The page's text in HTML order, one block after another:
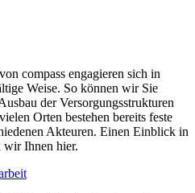
compass engagieren sich in
Weise. So können wir Sie
der Versorgungsstrukturen
Orten bestehen bereits feste
Akteuren. Einen Einblick in
wir Ihnen hier.